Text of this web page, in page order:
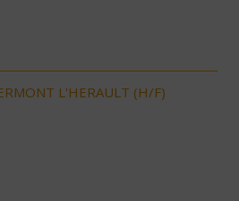
L'HERAULT (H/F)